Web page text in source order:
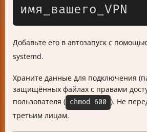
Добавьте его в автозапуск с
systemd.
Храните данные для подключения
защищённых файлах с правами
пользователя ( chmod 600 ). Не
третьим лицам.